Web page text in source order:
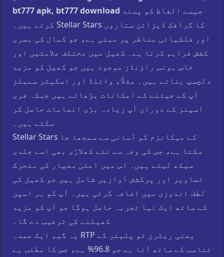
bt777 apk, bt777 download
کرتے ہیں۔ Stellar Stars کا گرافک ڈیزائن ستاروں
اور فلکیاتی مناظر پر مبنی ہے، جو کمال کی بصری
کشش فراہم کرتا ہے۔ کھیل میں مختلف علامتیں اور
خاص بونس راؤنڈز موجود ہیں جو کھیل کو مزید
دلچسپ بناتے ہیں۔ مثلاً، وائلڈ اور اسکیٹر سمبلز
آپ کے جیتنے کے امکانات بڑھاتے ہیں جبکہ فری
اسپنز کے دوران آپ زیادہ بڑی انعامات حاصل کر
سکتے ہیں۔
Stellar Stars کے میکانزم کو آسانی سے سمجھا جا
سکتا ہے، جس کی وجہ سے نئے کھلاڑی بھی اسے جلدی
سیکھ لیتے ہیں۔ اس میں اعلیٰ معیار کی متحرک
تصاویر اور پرکشش آوازیں شامل ہیں جو کھیل کی
لطف اندوزی میں اضافہ کرتی ہیں۔ آپ کو ہر اسپن
کے ساتھ ایک نیا تجربہ حاصل ہوگا جو آپ کو مزید
کھیلنے کی ترغیب دے گا۔
یہ گیم ایک عمدہ RTP یعنی ریٹرن ٹو پلیئر کے
تناسب کے ساتھ آتا ہے جو 96.8% ہے، جس کا مطلب ہے